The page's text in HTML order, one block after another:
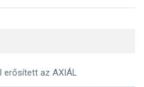
erősített az AXIÁL